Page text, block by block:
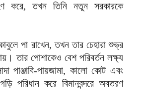
করে, তখন তিনি নতুন সরকারকে
পা রাখেন, তখন তার চেহারা শুভ্র
তার পোশাকেও বেশ পরিবর্তন লক্ষ্য
পাঞ্জাবি-পায়জামা, কালো কোট এবং
পরিধান করে বিমানবন্দরে অবতরণ